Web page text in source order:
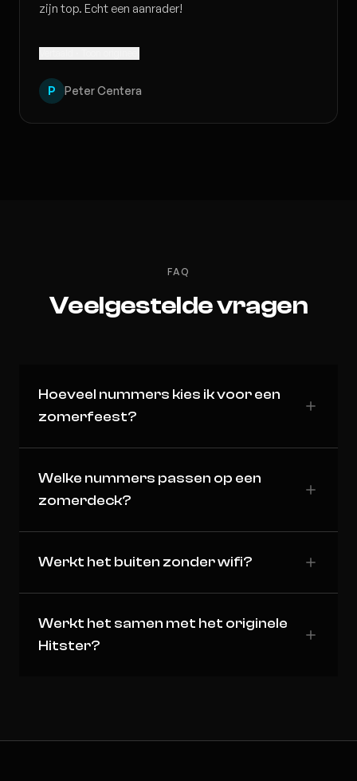
zijn top. Echt een aanrader!
P Peter Centera
FAQ
Veelgestelde vragen
Hoeveel nummers kies ik voor een
zomerfeest?
Welke nummers passen op een
zomerdeck?
Werkt het buiten zonder wifi?
Werkt het samen met het originele
Hitster?